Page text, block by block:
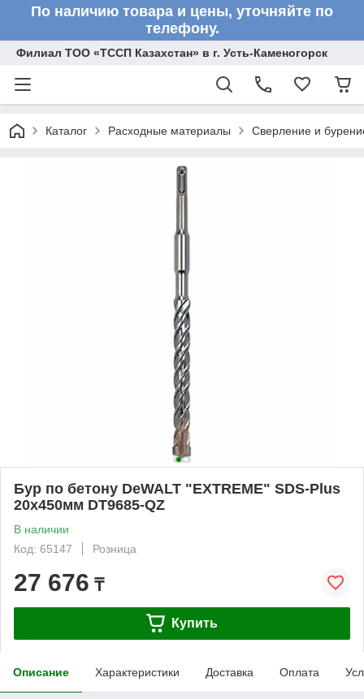
По наличию товара и цены, уточняйте по
телефону.
Филиал ТОО «ТССП Казахстан» в г. Усть-Каменогорск
Каталог Расходные материалы Сверление и
Бур по бетону DeWALT "EXTREME" SDS-Plus
20х450мм DT9685-QZ
В наличии
Код: 65147
Розница
27 676 ₸
Купить
Описание Характеристики Доставка Оплата